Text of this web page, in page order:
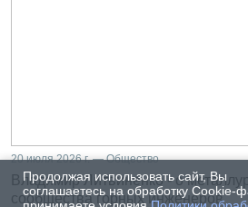
Продолжая использовать сайт, Вы
соглашаетесь на обработку Cookie-
20 июля 2026 г. — Общество
Владимир Литвиненко - о
сообщества горных инженеров